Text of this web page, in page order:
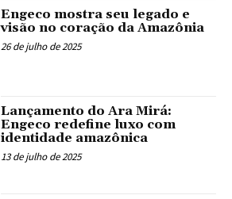
Engeco mostra seu legado e
visão no coração da Amazônia
26 de julho de 2025
Lançamento do Ara Mirá:
Engeco redefine luxo com
identidade amazônica
13 de julho de 2025